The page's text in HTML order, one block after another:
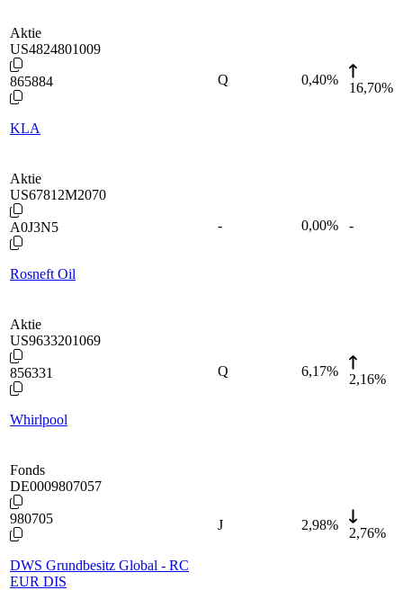
Aktie
US4824801009
865884
KLA
Q 0,40%
16,70%
Aktie
US67812M2070
A0J3N5
Rosneft Oil
- 0,00% -
Aktie
US9633201069
856331
Whirlpool
Q 6,17%
2,16%
Fonds
DE0009807057
980705
DWS Grundbesitz Global - RC
EUR DIS
J 2,98%
2,76%